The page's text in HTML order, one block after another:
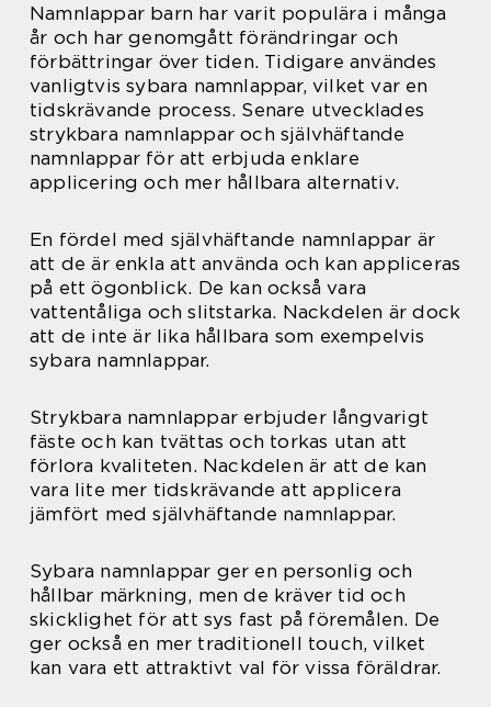
Namnlappar barn har varit populära i många
år och har genomgått förändringar och
förbättringar över tiden. Tidigare användes
vanligtvis sybara namnlappar, vilket var en
tidskrävande process. Senare utvecklades
strykbara namnlappar och självhäftande
namnlappar för att erbjuda enklare
applicering och mer hållbara alternativ.
En fördel med självhäftande namnlappar är
att de är enkla att använda och kan appliceras
på ett ögonblick. De kan också vara
vattentåliga och slitstarka. Nackdelen är dock
att de inte är lika hållbara som exempelvis
sybara namnlappar.
Strykbara namnlappar erbjuder långvarigt
fäste och kan tvättas och torkas utan att
förlora kvaliteten. Nackdelen är att de kan
vara lite mer tidskrävande att applicera
jämfört med självhäftande namnlappar.
Sybara namnlappar ger en personlig och
hållbar märkning, men de kräver tid och
skicklighet för att sys fast på föremålen. De
ger också en mer traditionell touch, vilket
kan vara ett attraktivt val för vissa föräldrar.